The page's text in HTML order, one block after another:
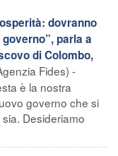
dovranno
parla a
di Colombo,
Fides) -
è la nostra
governo che si
Desideriamo